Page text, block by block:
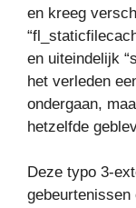
en kreeg
en uiteindelijk
het verleden
ondergaan,
hetzelfde
Deze typo 3-
gebeurtenissen